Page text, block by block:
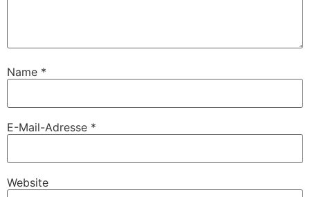
Name *
E-Mail-Adresse *
Website